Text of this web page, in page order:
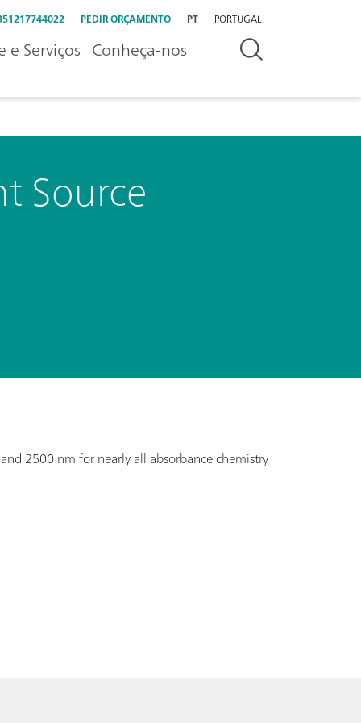
PEDIR ORÇAMENTO PT PORTUGAL
e Serviços Conheça-nos
Source
2500 nm for nearly all absorbance chemistry